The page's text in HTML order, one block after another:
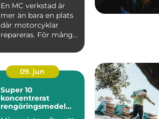
En MC verkstad är
mer än bara en plats
där motorcyklar
repareras. För mång...
09. jun
Super 10
koncentrerat
rengöringsmedel